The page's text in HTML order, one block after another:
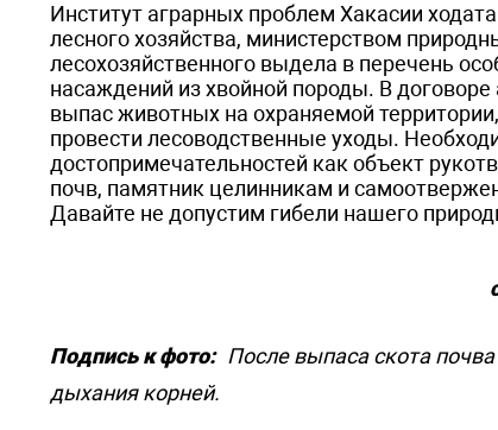
Институт аграрных проблем Хакасии
лесного хозяйства, министерством
лесохозяйственного выдела в перечень
насаждений из хвойной породы. В
выпас животных на охраняемой
провести лесоводственные уходы.
достопримечательностей как объект
почв, памятник целинникам и
Давайте не допустим гибели нашего
Подпись к фото: После выпаса скота
дыхания корней.